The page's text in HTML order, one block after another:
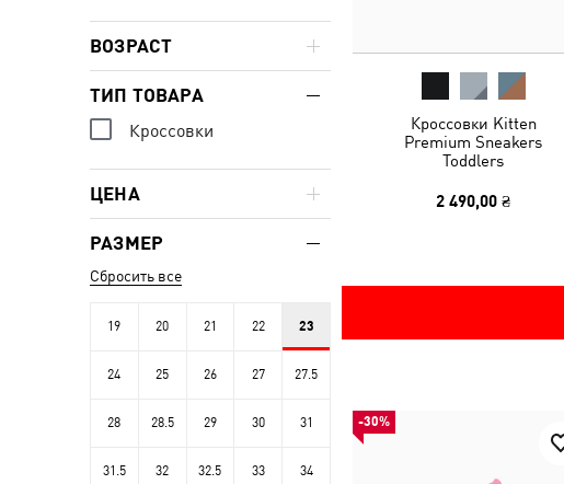
Кроссовки Kitten
Premium Sneakers
Toddlers
2 490,00 ₴
-30%
ВОЗРАСТ
ТИП ТОВАРА
Кроссовки
ЦЕНА
РАЗМЕР
Сбросить все
19 20 21 22 23
24 25 26 27 27.5
28 28.5 29 30 31
31.5 32 32.5 33 34